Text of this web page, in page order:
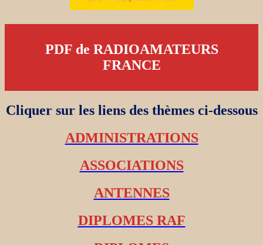
PDF de RADIOAMATEURS
FRANCE
Cliquer sur les liens des thèmes ci-dessous
ADMINISTRATIONS
ASSOCIATIONS
ANTENNES
DIPLOMES RAF